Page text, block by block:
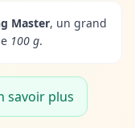
Master, un grand
100 g.
savoir plus